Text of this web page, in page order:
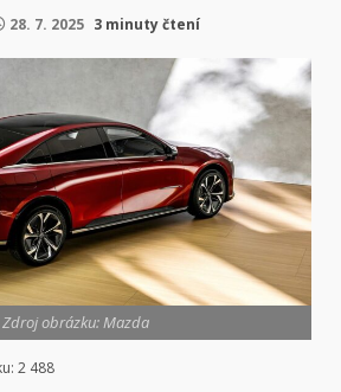
28. 7. 2025 3 minuty čtení
Zdroj obrázku: Mazda
2 488